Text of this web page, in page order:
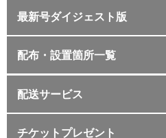
最新号ダイジェスト版
配布・設置箇所一覧
配送サービス
チケットプレゼント